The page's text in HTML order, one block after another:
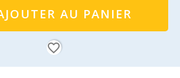
AU PANIER
favorite_border